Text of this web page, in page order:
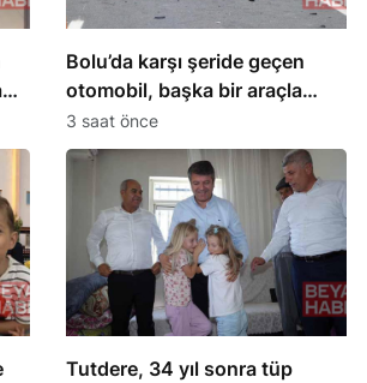
Bolu’da karşı şeride geçen
otomobil, başka bir araçla
çarpıştı: 1 ölü, 2 ağır yaralı
3 saat önce
Tutdere, 34 yıl sonra tüp